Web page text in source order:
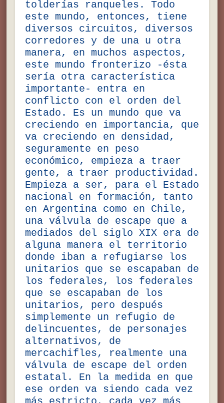
tolderías ranqueles. Todo
este mundo, entonces, tiene
diversos circuitos, diversos
corredores y de una u otra
manera, en muchos aspectos,
este mundo fronterizo -ésta
sería otra característica
importante- entra en
conflicto con el orden del
Estado. Es un mundo que va
creciendo en importancia, que
va creciendo en densidad,
seguramente en peso
económico, empieza a traer
gente, a traer productividad.
Empieza a ser, para el Estado
nacional en formación, tanto
en Argentina como en Chile,
una válvula de escape que a
mediados del siglo XIX era de
alguna manera el territorio
donde iban a refugiarse los
unitarios que se escapaban de
los federales, los federales
que se escapaban de los
unitarios, pero después
simplemente un refugio de
delincuentes, de personajes
alternativos, de
mercachifles, realmente una
válvula de escape del orden
estatal. En la medida en que
ese orden va siendo cada vez